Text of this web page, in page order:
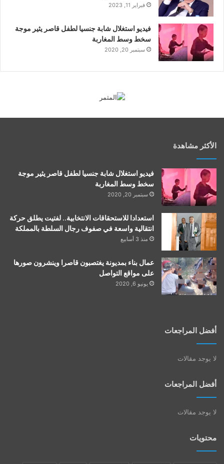
فبراير 11, 2023
فيديو استغلال شابة جنسيا لطفل قاصر يثير موجة
سخط وسط المغاربة
سبتمبر 20, 2020
الأكثر مشاهدة
فيديو استغلال شابة جنسيا لطفل قاصر يثير موجة
سخط وسط المغاربة
سبتمبر 20, 2020
استعدادا للاستحقاقات الانتخابية.. لفتيت يطلق حركة
انتقالية واسعة في صفوف رجال السلطة بالمملكة
منذ 3 أسابيع
عمال بناء بمديونة يغتصبون قاصرا وينشرون صورها
على مواقع التواصل
يونيو 6, 2020
أفضل المراجعات
لا يوجد مقالات
أفضل المراجعات
لا يوجد مقالات
محتويات